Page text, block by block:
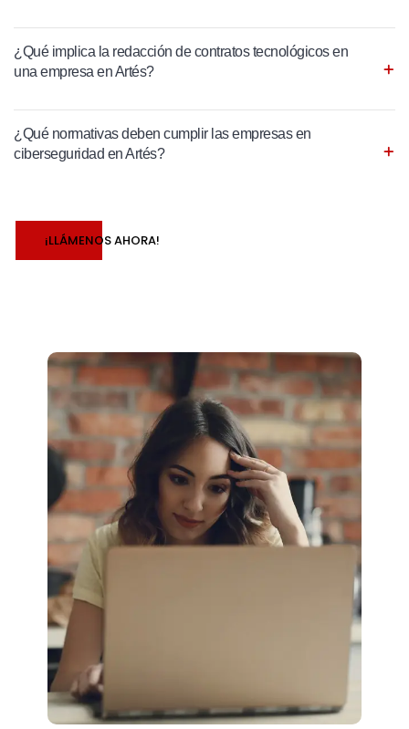
¿Qué implica la redacción de contratos tecnológicos en
una empresa en Artés?
¿Qué normativas deben cumplir las empresas en
ciberseguridad en Artés?
¡LLÁMENOS AHORA!